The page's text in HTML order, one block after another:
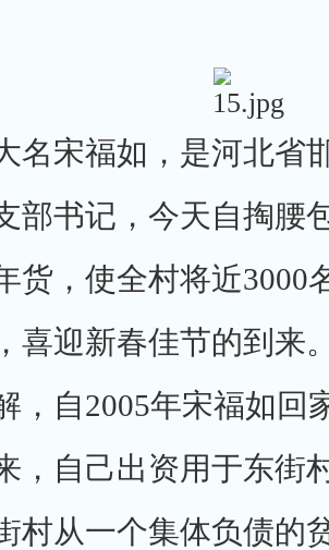
宋福如，是河北省
部书记，今天自掏腰
货，使全村将近3000
喜迎新春佳节的到来
自2005年宋福如回
，自己出资用于东街
村从一个集体负债的